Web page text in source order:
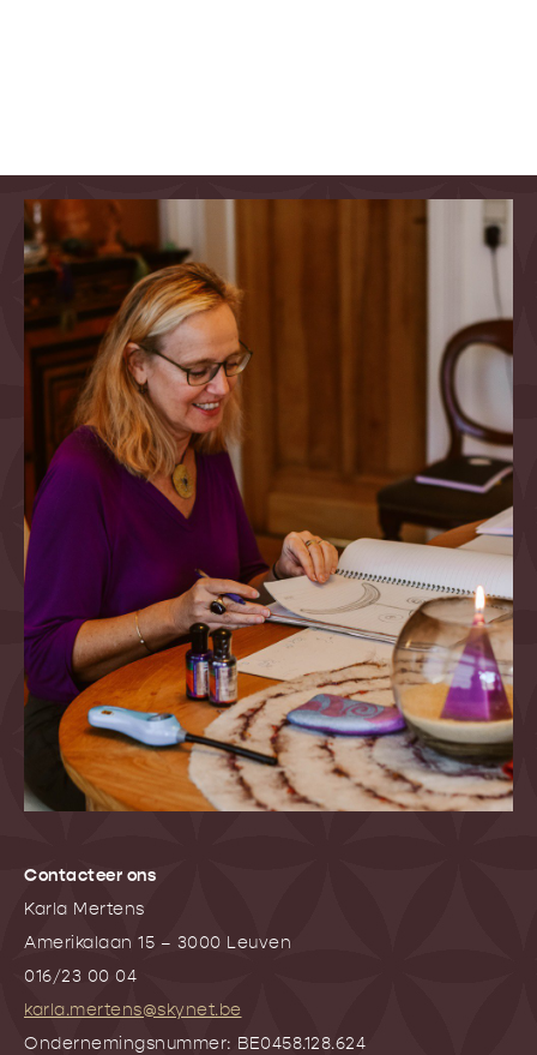
Contacteer ons
Karla Mertens
Amerikalaan 15 – 3000 Leuven
016/23 00 04
karla.mertens@skynet.be
Ondernemingsnummer: BE0458.128.624